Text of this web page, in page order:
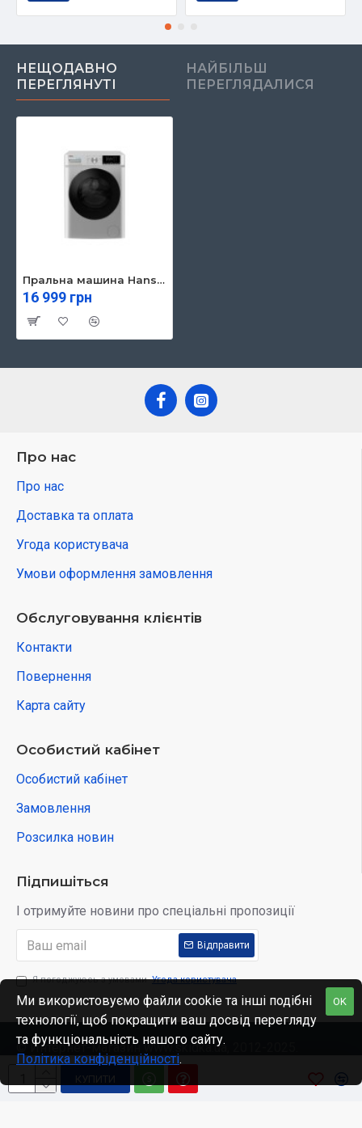
КУПИТИ
НЕЩОДАВНО
ПЕРЕГЛЯНУТІ
НАЙБІЛЬШ
ПЕРЕГЛЯДАЛИСЯ
Пральна машина Hansa WHG814DD1LG
16 999 грн
Про нас
Про нас
Доставка та оплата
Угода користувача
Умови оформлення замовлення
Обслуговування клієнтів
Контакти
Повернення
Карта сайту
Особистий кабінет
Особистий кабінет
Замовлення
Розсилка новин
Підпишіться
І отримуйте новини про спеціальні пропозиції
Відправити
Я погоджуюсь з умовами Угода користувача
© Интернет-магазин www.skidka.ua, 2012-2025.
OK
Ми використовуємо файли cookie та інші подібні
технології, щоб покращити ваш досвід перегляду
та функціональність нашого сайту.
Політика конфіденційності.